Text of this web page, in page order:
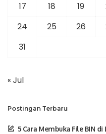
17
18 19
24
25 26
31
« Jul
Postingan Terbaru
5 Cara Membuka File BIN